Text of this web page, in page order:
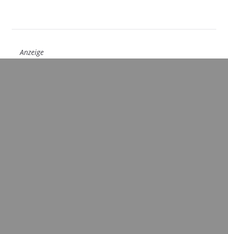
Anzeige